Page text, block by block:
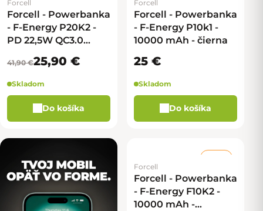
Forcell
Forcell - Powerbanka
- F-Energy P20K2 -
PD 22,5W QC3.0
41,90 €25,90 €
Skladom
Do košíka
Forcell
Forcell - Powerbanka
- F-Energy P10k1 -
10000 mAh - čierna
25 €
Skladom
Do košíka
Forcell
Forcell - Powerbanka
- F-Energy F10K2 -
10000 mAh -